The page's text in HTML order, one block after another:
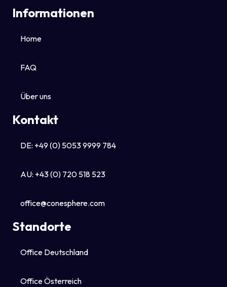
Informationen
Home
FAQ
Über uns
Kontakt
DE: +49 (0) 5053 9999 784
AU: +43 (0) 720 518 523
office@conesphere.com
Standorte
Office Deutschland
Office Österreich